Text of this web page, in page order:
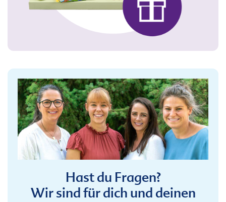
Hast du Fragen?
Wir sind für dich und deinen